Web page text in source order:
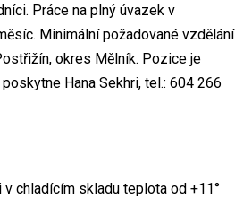
Práce na plný úvazek v
Minimální požadované vzdělání
okres Mělník. Pozice je
Hana Sekhri, tel.: 604 266
chladícím skladu teplota od +11°